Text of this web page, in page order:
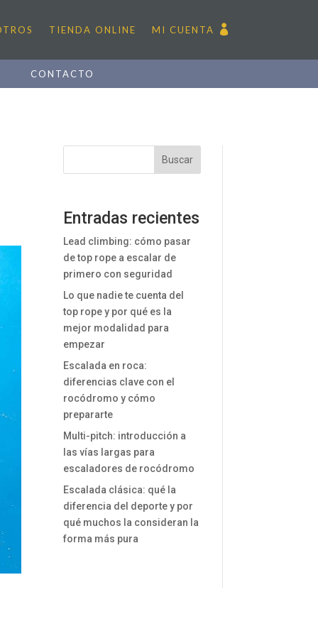
TIENDA ONLINE MI CUENTA
CONTACTO
Buscar
Entradas recientes
Lead climbing: cómo pasar
de top rope a escalar de
primero con seguridad
Lo que nadie te cuenta del
top rope y por qué es la
mejor modalidad para
empezar
Escalada en roca:
diferencias clave con el
rocódromo y cómo
prepararte
Multi-pitch: introducción a
las vías largas para
escaladores de rocódromo
Escalada clásica: qué la
diferencia del deporte y por
qué muchos la consideran la
forma más pura